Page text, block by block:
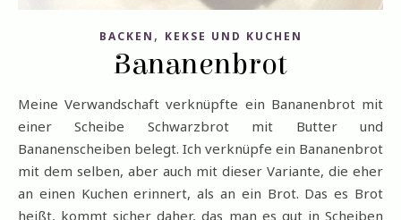
BACKEN , KEKSE UND KUCHEN
Bananenbrot
Meine Verwandschaft verknüpfte ein Bananenbrot mit
einer Scheibe Schwarzbrot mit Butter und
Bananenscheiben belegt. Ich verknüpfe ein Bananenbrot
mit dem selben, aber auch mit dieser Variante, die eher
an einen Kuchen erinnert, als an ein Brot. Das es Brot
heißt, kommt sicher daher, das man es gut in Scheiben